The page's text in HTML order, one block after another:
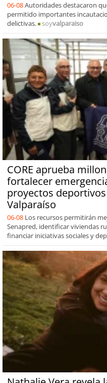
06-08Autoridades destacaron
permitido importantes
delictivas.
soyvalparaiso
CORE aprueba
fortalecer
proyectos
Valparaíso
06-08 Los recursos permitirán
Senapred, identificar viviendas
financiar iniciativas sociales y